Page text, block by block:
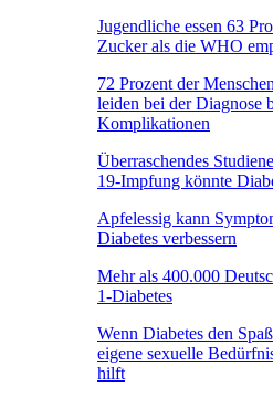
Jugendliche essen 63
Zucker als die WHO
72 Prozent der
leiden bei der Diagnose
Komplikationen
Überraschendes
19-Impfung könnte
Apfelessig kann
Diabetes verbessern
Mehr als 400.000
1-Diabetes
Wenn Diabetes den
eigene sexuelle
hilft